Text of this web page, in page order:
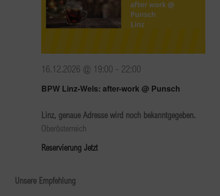
BPW Linz-Wels: after-work @ Punsch
16.12.2026 @ 19:00 - 22:00
Linz, genaue Adresse wird noch bekanntgegeben.
Oberösterreich
Reservierung Jetzt
Unsere Empfehlung